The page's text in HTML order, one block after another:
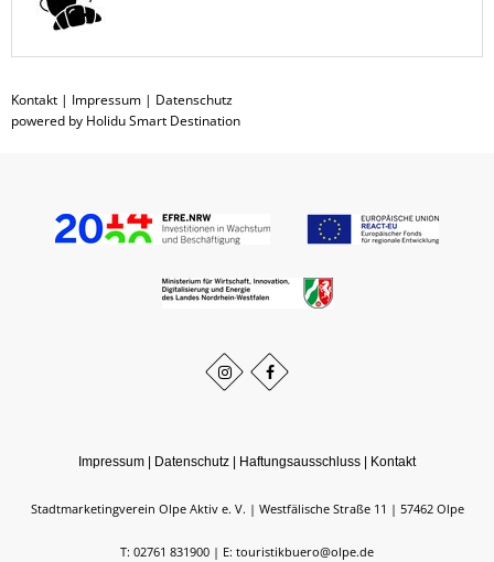
Kontakt | Impressum | Datenschutz
powered by Holidu Smart Destination
Impressum | Datenschutz | Haftungsausschluss | Kontakt
Stadtmarketingverein Olpe Aktiv e. V. Westfälische Straße 11 57462 Olpe
T: 02761 831900 E: touristikbuero@olpe.de